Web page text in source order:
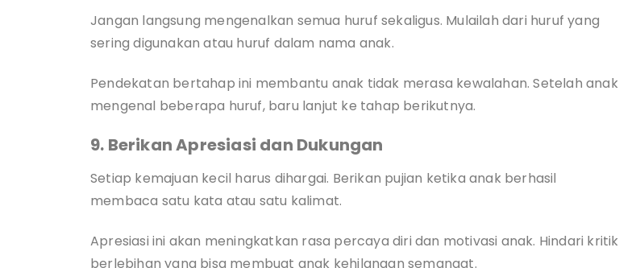
Jangan langsung mengenalkan semua huruf sekaligus. Mulailah dari huruf yang
sering digunakan atau huruf dalam nama anak.
Pendekatan bertahap ini membantu anak tidak merasa kewalahan. Setelah anak
mengenal beberapa huruf, baru lanjut ke tahap berikutnya.
9. Berikan Apresiasi dan Dukungan
Setiap kemajuan kecil harus dihargai. Berikan pujian ketika anak berhasil
membaca satu kata atau satu kalimat.
Apresiasi ini akan meningkatkan rasa percaya diri dan motivasi anak. Hindari kritik
berlebihan yang bisa membuat anak kehilangan semangat.